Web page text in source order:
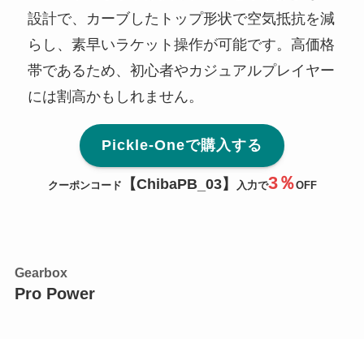
設計で、カーブしたトップ形状で空気抵抗を減
らし、素早いラケット操作が可能です。高価格
帯であるため、初心者やカジュアルプレイヤー
には割高かもしれません。
Pickle-Oneで購入する
クーポンコード 【ChibaPB_ 03】 入力で3％OFF
Gearbox
Pro Power